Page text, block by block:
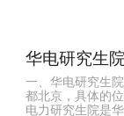
华电研究生
一、华电研究生
都北京，具体的
电力研究生院是